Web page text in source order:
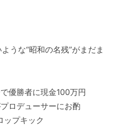
うな“昭和の名残”がまだま
優勝者に現金100万円
ロデューサーにお酌
ップキック